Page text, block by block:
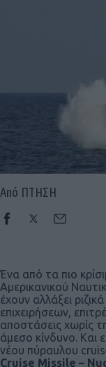
Από ΠΤΗΣΗ
Ένα από τα πιο
Αμερικανικού
έχουν αλλάξει
επιχειρήσεων,
αποστάσεις χωρίς
άμεσο κίνδυνο. Και
νέου πύραυλου
Cruise Missile –